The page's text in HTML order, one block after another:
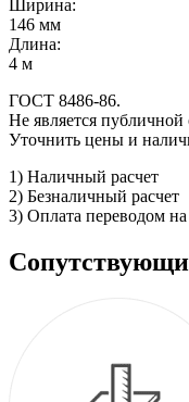
Ширина:
146 мм
Длина:
4 м
ГОСТ 8486-86.
Не является публичной
Уточнить цены и
1) Наличный расчет
2) Безналичный расчет
3) Оплата переводом на